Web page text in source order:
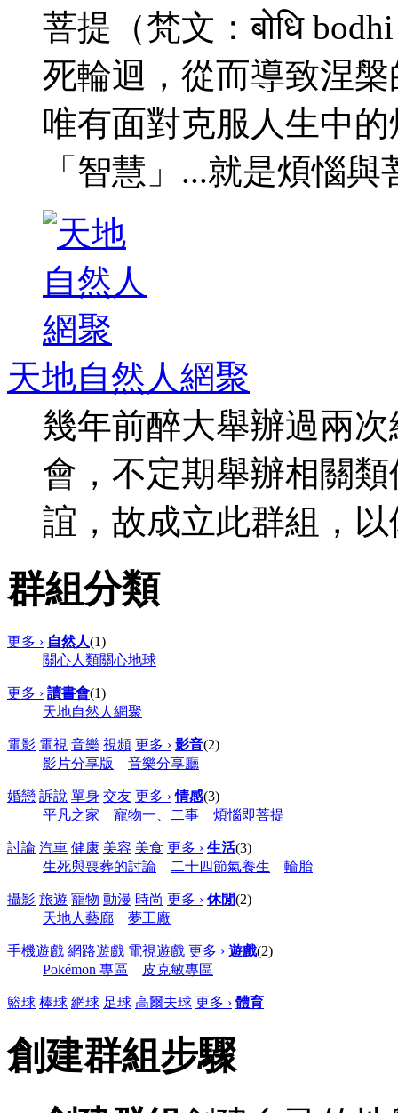
菩提（梵文：बोधि
死輪迴，從而導致涅
唯有面對克服人生中
「智慧」...就是煩惱
天地自然人網聚
幾年前醉大舉辦過兩
會，不定期舉辦相關
誼，故成立此群組，
群組分類
更多 › 自然人(1)
關心人類關心地球
更多 › 讀書會(1)
天地自然人網聚
電影 電視 音樂 視頻 更多 › 影音(2)
影片分享版
音樂分享廳
婚戀 訴說 單身 交友 更多 › 情感(3)
平凡之家
寵物一、二事 煩惱即菩提
討論 汽車 健康 美容 美食 更多 › 生活(3)
生死與喪葬的討論
二十四節氣養生 輪胎
攝影 旅遊 寵物 動漫 時尚 更多 › 休閒(2)
天地人藝廊
夢工廠
手機遊戲 網路遊戲 電視遊戲 更多 › 遊戲(2)
Pokémon 專區
皮克敏專區
籃球 棒球 網球 足球 高爾夫球 更多 › 體育
創建群組步驟